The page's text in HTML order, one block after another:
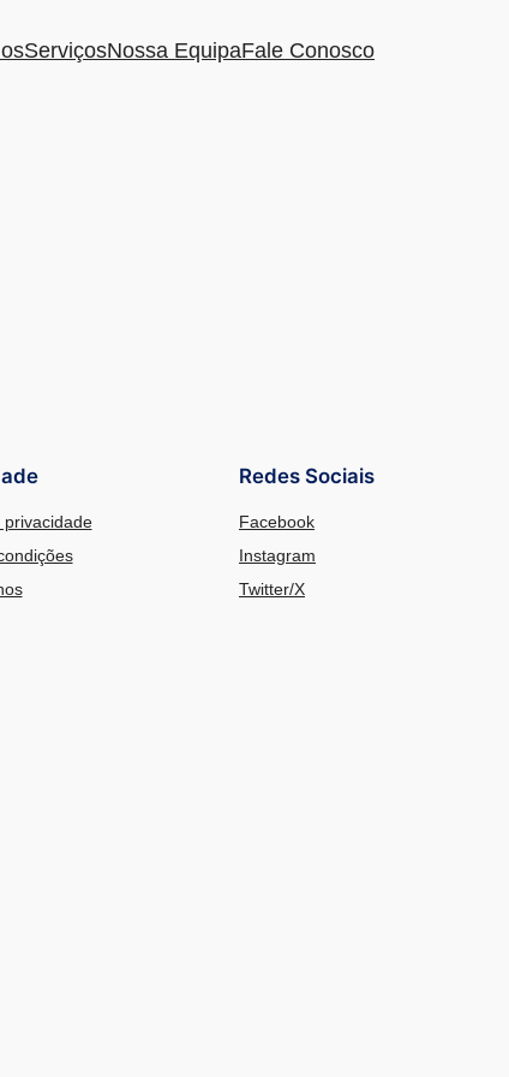
ServiçosNossa EquipaFale Conosco
privacidade
Redes Sociais
Facebook
Instagram
Twitter/X